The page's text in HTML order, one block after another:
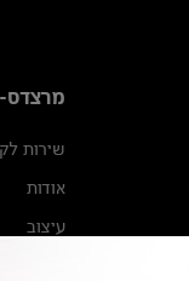
שירות
אודות
עיצוב